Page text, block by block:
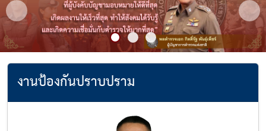
Previous Next
งานป้องกันปราบปราม